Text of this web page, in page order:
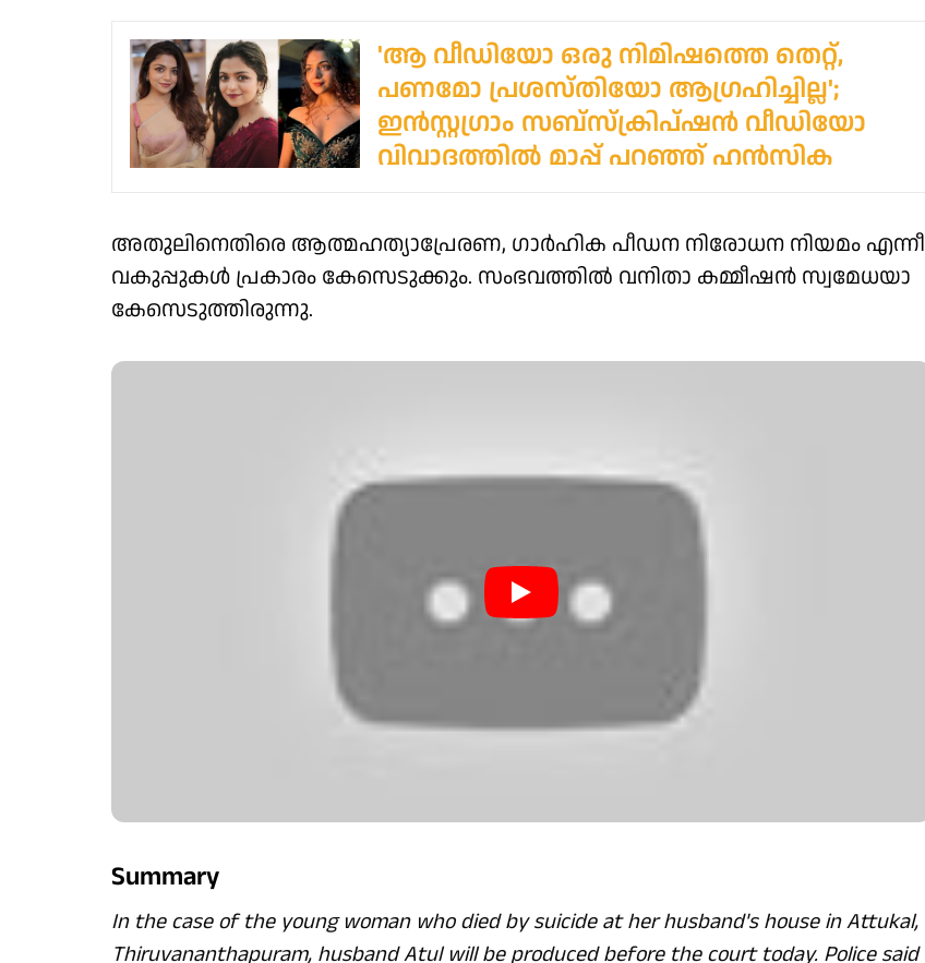
'ആ വീഡിയോ ഒരു നിമിഷത്തെ തെറ്റ്,
പണമോ പ്രശസ്തിയോ ആഗ്രഹിച്ചില്ല';
ഇൻസ്റ്റഗ്രാം സബ്സ്ക്രിപ്ഷൻ വീഡിയോ
വിവാദത്തിൽ മാപ്പ് പറഞ്ഞ് ഹൻസിക
അതുലിനെതിരെ ആത്മഹത്യാപ്രേരണ, ഗാർഹിക പീഡന നിരോധന നിയമം എന്നീ
വകുപ്പുകൾ പ്രകാരം കേസെടുക്കും. സംഭവത്തിൽ വനിതാ കമ്മീഷൻ സ്വമേധയാ
കേസെടുത്തിരുന്നു.
Summary
In the case of the young woman who died by suicide at her husband's house in Attukal,
Thiruvananthapuram, husband Atul will be produced before the court today. Police said